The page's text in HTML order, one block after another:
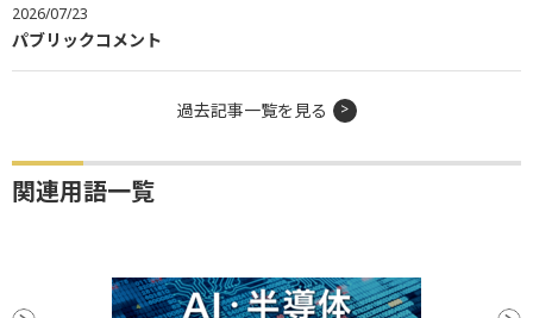
2026/07/23
パブリックコメント
過去記事一覧を見る
関連用語一覧